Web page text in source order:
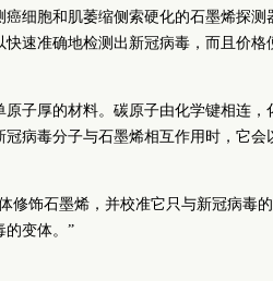
细胞和肌萎缩侧索硬化的石墨烯探测
速准确地检测出新冠病毒，而且价格
子厚的材料。碳原子由化学键相连，
病毒分子与石墨烯相互作用时，它会
修饰石墨烯，并校准它只与新冠病毒
的变体。”